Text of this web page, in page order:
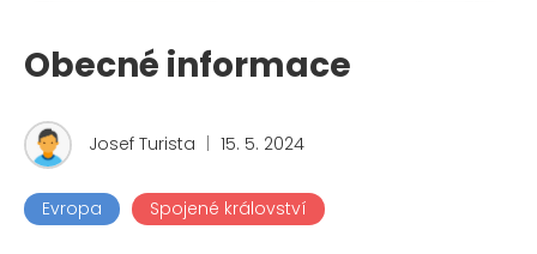
Obecné informace
Josef Turista | 15. 5. 2024
Evropa Spojené království